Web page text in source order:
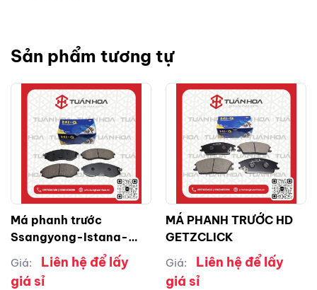
Sản phẩm tương tự
Má phanh trước
Ssangyong-Istana-
Mercedes
Giá:
Liên hệ để lấy
giá sỉ
MÁ PHANH TRƯỚC HD
GETZCLICK
Giá:
Liên hệ để lấy
giá sỉ